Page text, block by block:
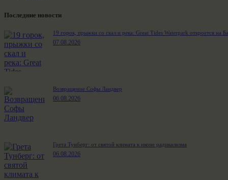
Последние новости
19 горок, прыжки со скал и река: Great Tides Waterpark откроется на
07.08.2026
Возвращение Софы Ландвер
06.08.2026
Грета Тунберг: от святой климата к иконе радикализма
06.08.2026